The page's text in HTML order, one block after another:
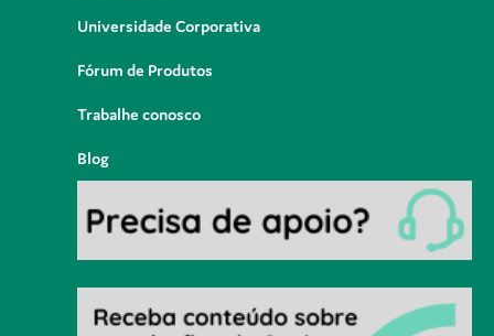
Universidade Corporativa
Fórum de Produtos
Trabalhe conosco
Blog